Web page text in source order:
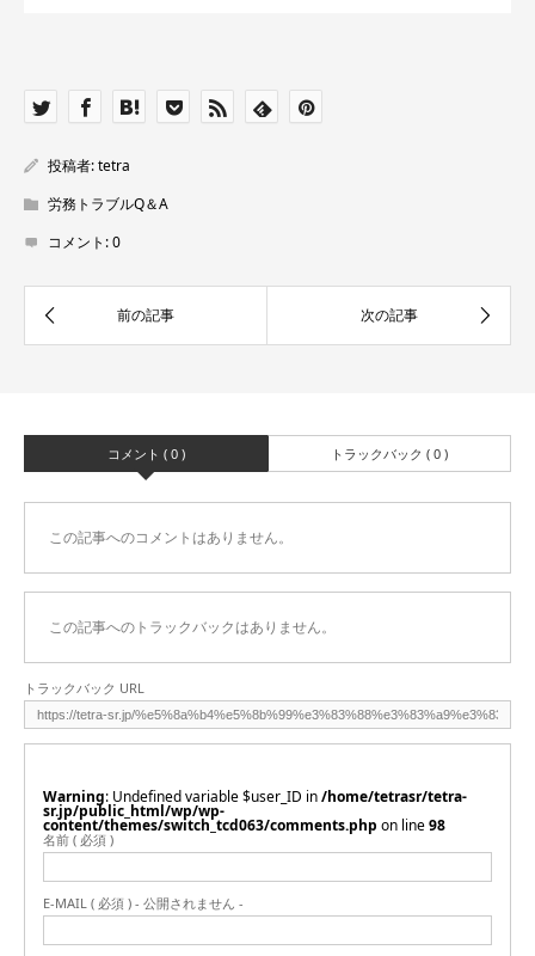
投稿者:tetra
労務トラブルQ＆A
コメント:0
コメント ( 0 ) トラックバック ( 0 )
この記事へのコメントはありません。
この記事へのトラックバックはありません。
トラックバック URL
Warning : Undefined variable $user_ID in/home/tetrasr/tetra-
sr.jp/public_html/wp/wp-
content/themes/switch_tcd063/comments.php on line98
名前 ( 必須 )
E-MAIL ( 必須 ) - 公開されません -